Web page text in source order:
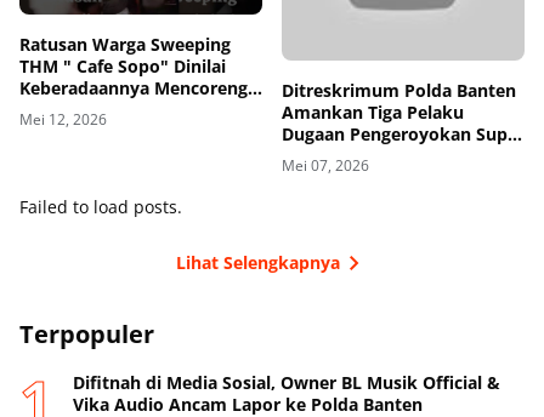
Ratusan Warga Sweeping
THM " Cafe Sopo" Dinilai
Keberadaannya Mencoreng
Wajah Pemerintah
Kabupaten Tangerang
Mei 12, 2026
Ditreskrimum Polda Banten
Amankan Tiga Pelaku
Dugaan Pengeroyokan Supir
di Toll
Mei 07, 2026
Failed to load posts.
Lihat Selengkapnya
Terpopuler
Difitnah di Media Sosial, Owner BL Musik Official &
Vika Audio Ancam Lapor ke Polda Banten